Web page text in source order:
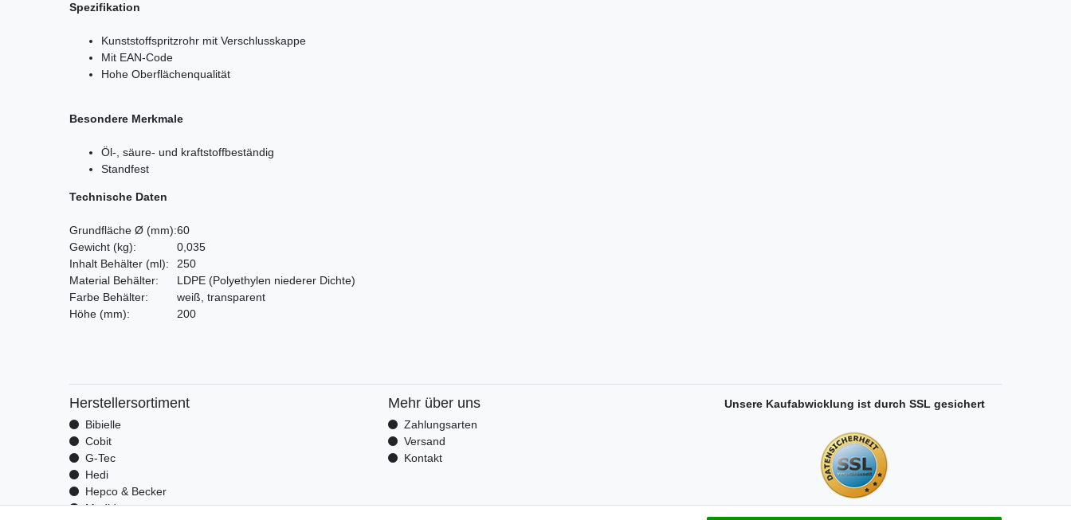
Spezifikation
Kunststoffspritzrohr mit Verschlusskappe
Mit EAN-Code
Hohe Oberflächenqualität
Besondere Merkmale
Öl-, säure- und kraftstoffbeständig
Standfest
Technische Daten
Grundfläche Ø (mm):60
Gewicht (kg):
0,035
Inhalt Behälter (ml):
250
Material Behälter:
LDPE (Polyethylen niederer Dichte)
Farbe Behälter:
weiß, transparent
Höhe (mm): 200
Herstellersortiment
Bibielle
Cobit
G-Tec
Hedi
Hepco & Becker
Medid
Mehr über uns
Zahlungsarten
Versand
Kontakt
Unsere Kaufabwicklung ist durch SSL gesichert